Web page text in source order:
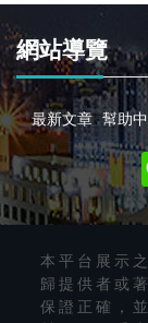
網站導覽
最新文章 幫助
本平台展示
歸提供者或
保證正確，